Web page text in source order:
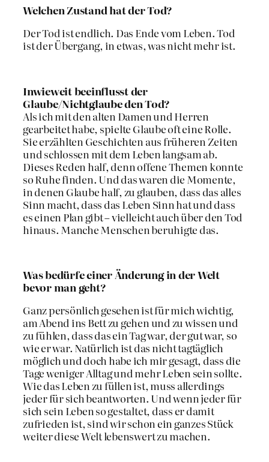
Welchen Zustand hat der Tod?
Der Tod ist endlich. Das Ende vom Leben. Tod
ist der Übergang, in etwas, was nicht mehr ist.
Inwieweit beeinflusst der
Glaube/Nichtglaube den Tod?
Als ich mit den alten Damen und Herren
gearbeitet habe, spielte Glaube oft eine Rolle.
Sie erzählten Geschichten aus früheren Zeiten
und schlossen mit dem Leben langsam ab.
Dieses Reden half, denn offene Themen konnte
so Ruhe finden. Und das waren die Momente,
in denen Glaube half, zu glauben, dass das alles
Sinn macht, dass das Leben Sinn hat und dass
es einen Plan gibt – vielleicht auch über den Tod
hinaus. Manche Menschen beruhigte das.
Was bedürfe einer Änderung in der Welt
bevor man geht?
Ganz persönlich gesehen ist für mich wichtig,
am Abend ins Bett zu gehen und zu wissen und
zu fühlen, dass das ein Tag war, der gut war, so
wie er war. Natürlich ist das nicht tagtäglich
möglich und doch habe ich mir gesagt, dass die
Tage weniger Alltag und mehr Leben sein sollte.
Wie das Leben zu füllen ist, muss allerdings
jeder für sich beantworten. Und wenn jeder für
sich sein Leben so gestaltet, dass er damit
zufrieden ist, sind wir schon ein ganzes Stück
weiter diese Welt lebenswert zu machen.